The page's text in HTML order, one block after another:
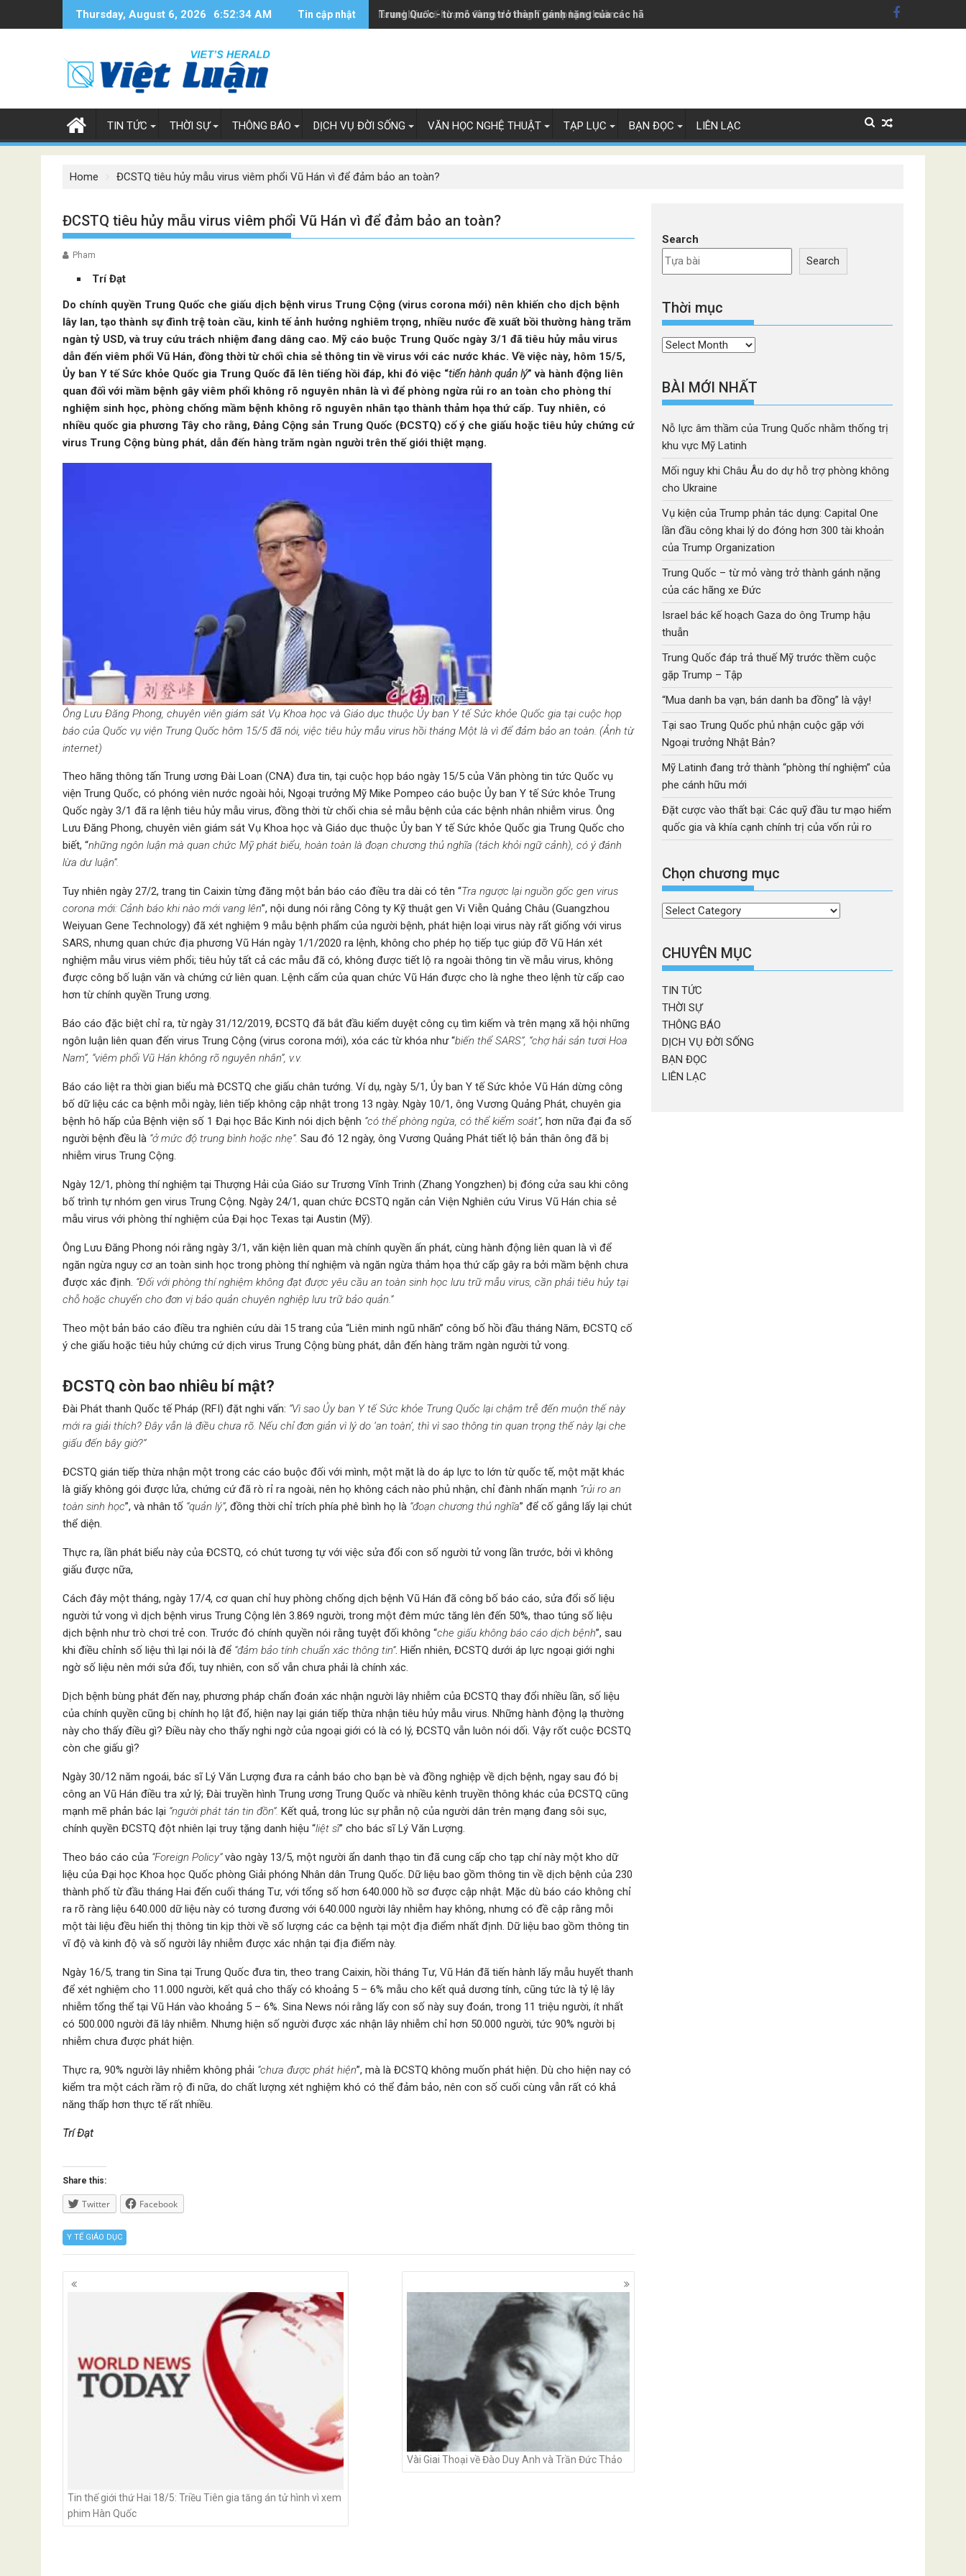
Thursday, August 6, 2026 6:52:35 AM Tin cập nhật Trung Quốc - từ mỏ vàng trở thành gánh nặng của các hãng xe Đức
Israel bác kế hoạch Gaza do ông Trump hậu thuẫn
TIN TỨC THỜI SỰ THÔNG BÁO DỊCH VỤ ĐỜI SỐNG VĂN HỌC NGHỆ THUẬT TẠP LỤC BẠN ĐỌC LIÊN LẠC
Home ĐCSTQ tiêu hủy mẫu virus viêm phổi Vũ Hán vì để đảm bảo an toàn?
ĐCSTQ tiêu hủy mẫu virus viêm phổi Vũ Hán vì để đảm bảo an toàn?
Pham
Trí Đạt
Do chính quyền Trung Quốc che giấu dịch bệnh virus Trung Cộng (virus corona mới) nên khiến cho dịch bệnh
lây lan, tạo thành sự đình trệ toàn cầu, kinh tế ảnh hưởng nghiêm trọng, nhiều nước đề xuất bồi thường hàng trăm
ngàn tỷ USD, và truy cứu trách nhiệm đang dâng cao. Mỹ cáo buộc Trung Quốc ngày 3/1 đã tiêu hủy mẫu virus
dẫn đến viêm phổi Vũ Hán, đồng thời từ chối chia sẻ thông tin về virus với các nước khác. Về việc này, hôm 15/5,
Ủy ban Y tế Sức khỏe Quốc gia Trung Quốc đã lên tiếng hồi đáp, khi đó việc “tiến hành quản lý” và hành động liên
quan đối với mầm bệnh gây viêm phổi không rõ nguyên nhân là vì để phòng ngừa rủi ro an toàn cho phòng thí
nghiệm sinh học, phòng chống mầm bệnh không rõ nguyên nhân tạo thành thảm họa thứ cấp. Tuy nhiên, có
nhiều quốc gia phương Tây cho rằng, Đảng Cộng sản Trung Quốc (ĐCSTQ) cố ý che giấu hoặc tiêu hủy chứng cứ
virus Trung Cộng bùng phát, dẫn đến hàng trăm ngàn người trên thế giới thiệt mạng.
Ông Lưu Đăng Phong, chuyên viên giám sát Vụ Khoa học và Giáo dục thuộc Ủy ban Y tế Sức khỏe Quốc gia tại cuộc họp
báo của Quốc vụ viện Trung Quốc hôm 15/5 đã nói, việc tiêu hủy mẫu virus hồi tháng Một là vì để đảm bảo an toàn. (Ảnh từ
internet)
Theo hãng thông tấn Trung ương Đài Loan (CNA) đưa tin, tại cuộc họp báo ngày 15/5 của Văn phòng tin tức Quốc vụ
viện Trung Quốc, có phóng viên nước ngoài hỏi, Ngoại trưởng Mỹ Mike Pompeo cáo buộc Ủy ban Y tế Sức khỏe Trung
Quốc ngày 3/1 đã ra lệnh tiêu hủy mẫu virus, đồng thời từ chối chia sẻ mẫu bệnh của các bệnh nhân nhiễm virus. Ông
Lưu Đăng Phong, chuyên viên giám sát Vụ Khoa học và Giáo dục thuộc Ủy ban Y tế Sức khỏe Quốc gia Trung Quốc cho
biết, “những ngôn luận mà quan chức Mỹ phát biểu, hoàn toàn là đoạn chương thủ nghĩa (tách khỏi ngữ cảnh), có ý đánh
lừa dư luận”.
Tuy nhiên ngày 27/2, trang tin Caixin từng đăng một bản báo cáo điều tra dài có tên “Tra ngược lại nguồn gốc gen virus
corona mới: Cảnh báo khi nào mới vang lên”, nội dung nói rằng Công ty Kỹ thuật gen Vi Viễn Quảng Châu (Guangzhou
Weiyuan Gene Technology) đã xét nghiệm 9 mẫu bệnh phẩm của người bệnh, phát hiện loại virus này rất giống với virus
SARS, nhưng quan chức địa phương Vũ Hán ngày 1/1/2020 ra lệnh, không cho phép họ tiếp tục giúp đỡ Vũ Hán xét
nghiệm mẫu virus viêm phổi; tiêu hủy tất cả các mẫu đã có, không được tiết lộ ra ngoài thông tin về mẫu virus, không
được công bố luận văn và chứng cứ liên quan. Lệnh cấm của quan chức Vũ Hán được cho là nghe theo lệnh từ cấp cao
hơn từ chính quyền Trung ương.
Báo cáo đặc biệt chỉ ra, từ ngày 31/12/2019, ĐCSTQ đã bắt đầu kiểm duyệt công cụ tìm kiếm và trên mạng xã hội những
ngôn luận liên quan đến virus Trung Cộng (virus corona mới), xóa các từ khóa như “biến thể SARS”, “chợ hải sản tươi Hoa
Nam”, “viêm phổi Vũ Hán không rõ nguyên nhân”, v.v.
Báo cáo liệt ra thời gian biểu mà ĐCSTQ che giấu chân tướng. Ví dụ, ngày 5/1, Ủy ban Y tế Sức khỏe Vũ Hán dừng công
bố dữ liệu các ca bệnh mỗi ngày, liên tiếp không cập nhật trong 13 ngày. Ngày 10/1, ông Vương Quảng Phát, chuyên gia
bệnh hô hấp của Bệnh viện số 1 Đại học Bắc Kinh nói dịch bệnh “có thể phòng ngừa, có thể kiểm soát”, hơn nữa đại đa số
người bệnh đều là “ở mức độ trung bình hoặc nhẹ”. Sau đó 12 ngày, ông Vương Quảng Phát tiết lộ bản thân ông đã bị
nhiễm virus Trung Cộng.
Ngày 12/1, phòng thí nghiệm tại Thượng Hải của Giáo sư Trương Vĩnh Trinh (Zhang Yongzhen) bị đóng cửa sau khi công
bố trình tự nhóm gen virus Trung Cộng. Ngày 24/1, quan chức ĐCSTQ ngăn cản Viện Nghiên cứu Virus Vũ Hán chia sẻ
mẫu virus với phòng thí nghiệm của Đại học Texas tại Austin (Mỹ).
Ông Lưu Đăng Phong nói rằng ngày 3/1, văn kiện liên quan mà chính quyền ấn phát, cùng hành động liên quan là vì để
ngăn ngừa nguy cơ an toàn sinh học trong phòng thí nghiệm và ngăn ngừa thảm họa thứ cấp gây ra bởi mầm bệnh chưa
được xác định. “Đối với phòng thí nghiệm không đạt được yêu cầu an toàn sinh học lưu trữ mẫu virus, cần phải tiêu hủy tại
chỗ hoặc chuyển cho đơn vị bảo quản chuyên nghiệp lưu trữ bảo quản.”
Theo một bản báo cáo điều tra nghiên cứu dài 15 trang của “Liên minh ngũ nhãn” công bố hồi đầu tháng Năm, ĐCSTQ cố
ý che giấu hoặc tiêu hủy chứng cứ dịch virus Trung Cộng bùng phát, dẫn đến hàng trăm ngàn người tử vong.
ĐCSTQ còn bao nhiêu bí mật?
Đài Phát thanh Quốc tế Pháp (RFI) đặt nghi vấn: “Vì sao Ủy ban Y tế Sức khỏe Trung Quốc lại chậm trễ đến muộn thế này
mới ra giải thích? Đây vẫn là điều chưa rõ. Nếu chỉ đơn giản vì lý do ‘an toàn’, thì vì sao thông tin quan trọng thế này lại che
giấu đến bây giờ?”
ĐCSTQ gián tiếp thừa nhận một trong các cáo buộc đối với mình, một mặt là do áp lực to lớn từ quốc tế, một mặt khác
là giấy không gói được lửa, chứng cứ đã rò rỉ ra ngoài, nên họ không cách nào phủ nhận, chỉ đành nhấn mạnh “rủi ro an
toàn sinh học”, và nhân tố “quản lý”, đồng thời chỉ trích phía phê bình họ là “đoạn chương thủ nghĩa” để cố gắng lấy lại chút
thể diện.
Thực ra, lần phát biểu này của ĐCSTQ, có chút tương tự với việc sửa đổi con số người tử vong lần trước, bởi vì không
giấu được nữa,
Cách đây một tháng, ngày 17/4, cơ quan chỉ huy phòng chống dịch bệnh Vũ Hán đã công bố báo cáo, sửa đổi số liệu
người tử vong vì dịch bệnh virus Trung Cộng lên 3.869 người, trong một đêm mức tăng lên đến 50%, thao túng số liệu
dịch bệnh như trò chơi trẻ con. Trước đó chính quyền nói rằng tuyệt đối không “che giấu không báo cáo dịch bệnh”, sau
khi điều chỉnh số liệu thì lại nói là để “đảm bảo tính chuẩn xác thông tin”. Hiển nhiên, ĐCSTQ dưới áp lực ngoại giới nghi
ngờ số liệu nên mới sửa đổi, tuy nhiên, con số vẫn chưa phải là chính xác.
Dịch bệnh bùng phát đến nay, phương pháp chẩn đoán xác nhận người lây nhiễm của ĐCSTQ thay đổi nhiều lần, số liệu
của chính quyền cũng bị chính họ lật đổ, hiện nay lại gián tiếp thừa nhận tiêu hủy mẫu virus. Những hành động lạ thường
này cho thấy điều gì? Điều này cho thấy nghi ngờ của ngoại giới có là có lý, ĐCSTQ vẫn luôn nói dối. Vậy rốt cuộc ĐCSTQ
còn che giấu gì?
Ngày 30/12 năm ngoái, bác sĩ Lý Văn Lượng đưa ra cảnh báo cho bạn bè và đồng nghiệp về dịch bệnh, ngay sau đó bị
công an Vũ Hán điều tra xử lý; Đài truyền hình Trung ương Trung Quốc và nhiều kênh truyền thông khác của ĐCSTQ cũng
mạnh mẽ phản bác lại “người phát tán tin đồn”. Kết quả, trong lúc sự phẫn nộ của người dân trên mạng đang sôi sục,
chính quyền ĐCSTQ đột nhiên lại truy tặng danh hiệu “liệt sĩ” cho bác sĩ Lý Văn Lượng.
Theo báo cáo của “Foreign Policy”vào ngày 13/5, một người ẩn danh thạo tin đã cung cấp cho tạp chí này một kho dữ
liệu của Đại học Khoa học Quốc phòng Giải phóng Nhân dân Trung Quốc. Dữ liệu bao gồm thông tin về dịch bệnh của 230
thành phố từ đầu tháng Hai đến cuối tháng Tư, với tổng số hơn 640.000 hồ sơ được cập nhật. Mặc dù báo cáo không chỉ
ra rõ ràng liệu 640.000 dữ liệu này có tương đương với 640.000 người lây nhiễm hay không, nhưng có đề cập rằng mỗi
một tài liệu đều hiển thị thông tin kịp thời về số lượng các ca bệnh tại một địa điểm nhất định. Dữ liệu bao gồm thông tin
vĩ độ và kinh độ và số người lây nhiễm được xác nhận tại địa điểm này.
Ngày 16/5, trang tin Sina tại Trung Quốc đưa tin, theo trang Caixin, hồi tháng Tư, Vũ Hán đã tiến hành lấy mẫu huyết thanh
để xét nghiệm cho 11.000 người, kết quả cho thấy có khoảng 5 – 6% mẫu cho kết quả dương tính, cũng tức là tỷ lệ lây
nhiễm tổng thể tại Vũ Hán vào khoảng 5 – 6%. Sina News nói rằng lấy con số này suy đoán, trong 11 triệu người, ít nhất
có 500.000 người đã lây nhiễm. Nhưng hiện số người được xác nhận lây nhiễm chỉ hơn 50.000 người, tức 90% người bị
nhiễm chưa được phát hiện.
Thực ra, 90% người lây nhiễm không phải “chưa được phát hiện”, mà là ĐCSTQ không muốn phát hiện. Dù cho hiện nay có
kiểm tra một cách rầm rộ đi nữa, do chất lượng xét nghiệm khó có thể đảm bảo, nên con số cuối cùng vẫn rất có khả
năng thấp hơn thực tế rất nhiều.
Trí Đạt
Share this:
Twitter Facebook
Y TẾ GIÁO DỤC
Posts
Tin thế giới thứ Hai 18/5: Triều Tiên gia tăng án tử hình vì xem
phim Hàn Quốc
Vài Giai Thoại về Đào Duy Anh và Trần Đức Thảo
Search
Search
Thời mục
Thời
BÀI MỚI NHẤT
Nỗ lực âm thầm của Trung Quốc nhằm thống trị
khu vực Mỹ Latinh
Mối nguy khi Châu Âu do dự hỗ trợ phòng không
cho Ukraine
Vụ kiện của Trump phản tác dụng: Capital One
lần đầu công khai lý do đóng hơn 300 tài khoản
của Trump Organization
Trung Quốc – từ mỏ vàng trở thành gánh nặng
của các hãng xe Đức
Israel bác kế hoạch Gaza do ông Trump hậu
thuẫn
Trung Quốc đáp trả thuế Mỹ trước thềm cuộc
gặp Trump – Tập
“Mua danh ba vạn, bán danh ba đồng” là vậy!
Tại sao Trung Quốc phủ nhận cuộc gặp với
Ngoại trưởng Nhật Bản?
Mỹ Latinh đang trở thành “phòng thí nghiệm” của
phe cánh hữu mới
Đặt cược vào thất bại: Các quỹ đầu tư mạo hiểm
quốc gia và khía cạnh chính trị của vốn rủi ro
Chọn chương mục
Chọn
mục
CHUYÊN MỤC
TIN TỨC
THỜI SỰ
THÔNG BÁO
DỊCH VỤ ĐỜI SỐNG
BẠN ĐỌC
LIÊN LẠC